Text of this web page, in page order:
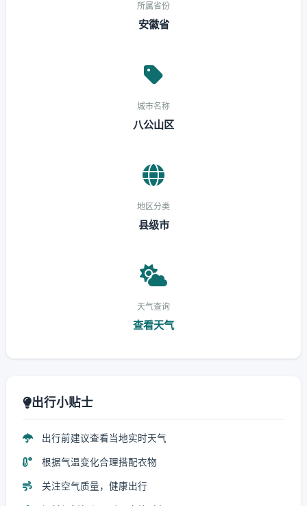
所属省份
安徽省
城市名称
八公山区
地区分类
县级市
天气查询
查看天气
出行小贴士
出行前建议查看当地实时天气
根据气温变化合理搭配衣物
关注空气质量，健康出行